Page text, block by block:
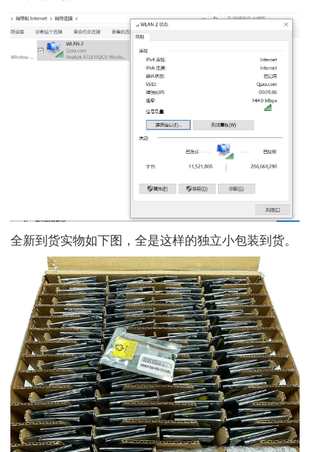
全新到货实物如下图，全是这样的独立小包装到货。